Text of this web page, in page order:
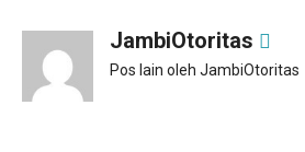
JambiOtoritas
Pos lain oleh JambiOtoritas